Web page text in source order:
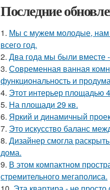
Последние
1. Мы с мужем молодые, нам
всего год.
2. Два года мы были вместе
3. Современная ванная
функциональность и
4. Этот интерьер площадью
5. На площади 29 кв.
6. Яркий и динамичный
7. Это искусство баланс
8. Дизайнер смогла
дома.
9. В этом компактном
стремительного мегаполиса.